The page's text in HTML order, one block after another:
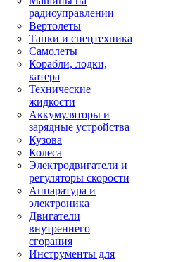
радиоуправлении
Вертолеты
Танки и спецтехника
Самолеты
Корабли, лодки,
катера
Технические
жидкости
Аккумуляторы и
зарядные устройства
Кузова
Колеса
Электродвигатели и
регуляторы скорости
Аппаратура и
электроника
Двигатели
внутреннего
сгорания
Инструменты для